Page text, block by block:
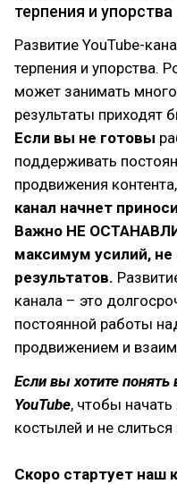
терпения и упорства
Развитие YouTube-
терпения и упорства.
может занимать
результаты приходят
Если вы не готовы
поддерживать
продвижения контента,
канал начнет
Важно НЕ
максимум усилий,
результатов.
канала – это
постоянной работы
продвижением и
Если вы хотите понять
YouTube, чтобы начать
костылей и не слиться
Скоро стартует наш